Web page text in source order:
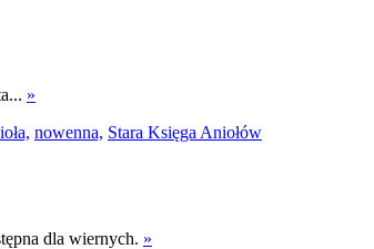
»
nowenna, Stara Księga Aniołów
dla wiernych. »